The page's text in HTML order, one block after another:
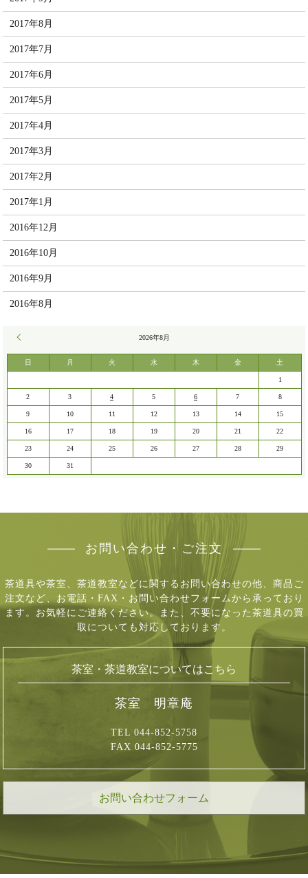
2017年8月
2017年7月
2017年6月
2017年5月
2017年4月
2017年3月
2017年2月
2017年1月
2016年12月
2016年10月
2016年9月
2016年8月
2026年8月
日 月 火 水 木 金 土
1
2 3 4 5 6 7 8
9 10 11 12 13 14 15
16 17 18 19 20 21 22
23 24 25 26 27 28 29
30 31
お問い合わせ・ご注文
茶道具や茶室、茶道教室などに関するお問い合わせの他、商品ご
注文など、 お電話・FAX・お問い合わせフォームから承っており
ます。お気軽にご連絡ください。 また、不要になった茶道具の買
取についても対応しております。
茶室・茶道教室についてはこちら
茶室 明章庵
TEL 044-852-5758
FAX 044-852-5775
お問い合わせフォーム